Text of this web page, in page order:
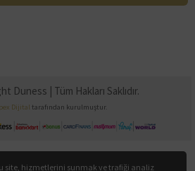
site, hizmetlerini sunmak ve trafiği analiz
Duness | Tüm Hakları Saklıdır.
Dijital tarafından kurulmuştur.